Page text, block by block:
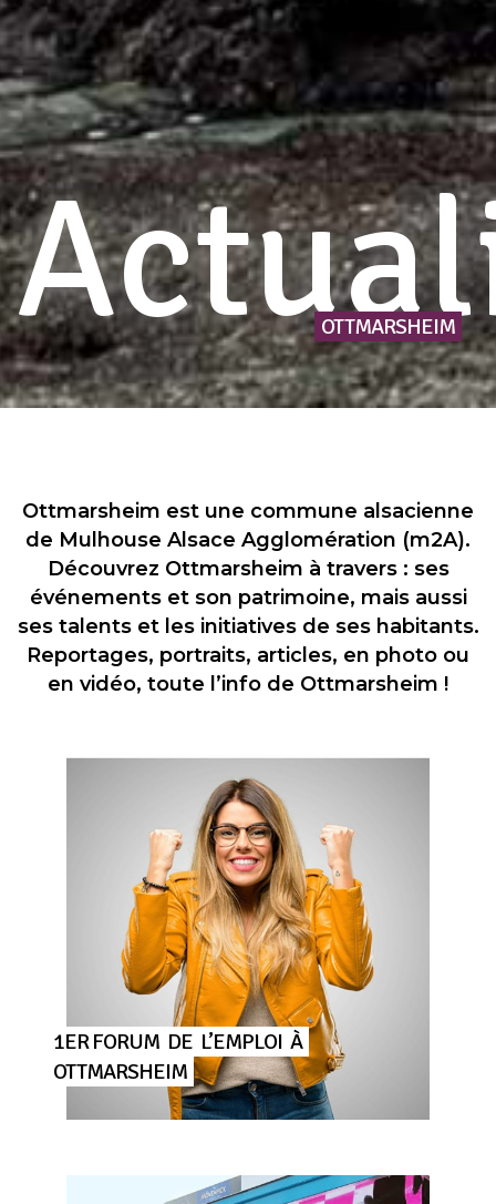
OTTMARSHEIM
Ottmarsheim est une commune alsacienne
de Mulhouse Alsace Agglomération (m2A).
Découvrez Ottmarsheim à travers : ses
événements et son patrimoine, mais aussi
ses talents et les initiatives de ses habitants.
Reportages, portraits, articles, en photo ou
en vidéo, toute l’info de Ottmarsheim !
1ER FORUM DE L’EMPLOI À
OTTMARSHEIM